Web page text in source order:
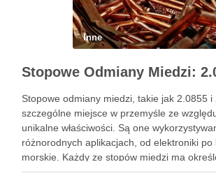
Inne
Stopowe odmiany miedzi, takie jak 2.0855 i
szczególne miejsce w przemyśle ze
unikalne właściwości. Są one
różnorodnych aplikacjach, od elektroniki po
morskie. Każdy ze stopów miedzi ma
które odpowiadają za ich klasyfikację i